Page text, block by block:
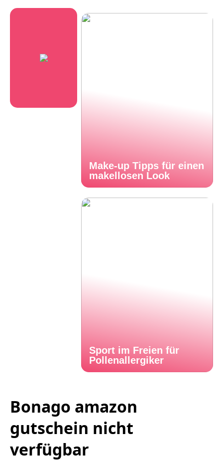
Make-up Tipps für einen
makellosen Look
Sport im Freien für
Pollenallergiker
Bonago amazon
gutschein nicht
verfügbar